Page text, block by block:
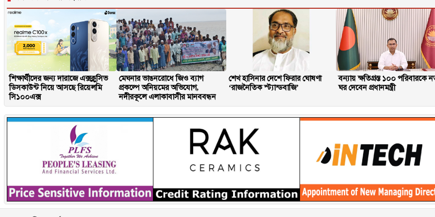
শিক্ষার্থীদের জন্য দারাজে এক্সক্লুসিভ
ডিসকাউন্ট নিয়ে আসছে রিয়েলমি
সি১০০এক্স
মেঘনার ভাঙনরোধে জিও ব্যাগ
প্রকল্পে অনিয়মের অভিযোগ,
নদীরকূলে এলাকাবাসীর মানববন্ধন
শেখ হাসিনার দেশে ফিরার ঘোষণা
‘রাজনৈতিক স্ট্যান্ডবাজি’
বন্যায় ক্ষতিগ্রস্ত ১০০ পরিবারকে
ঘর দেবেন প্রধানমন্ত্রী